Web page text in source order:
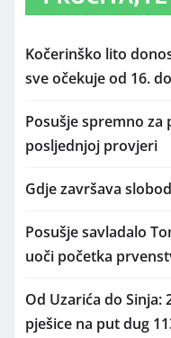
Kočerinško lito
sve očekuje od 16.
Posušje spremno za
posljednjoj provjeri
Gdje završava
Posušje savladalo
uoči početka
Od Uzarića do Sinja:
pješice na put dug